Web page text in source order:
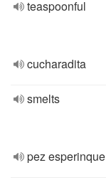
teaspoonful
cucharadita
smelts
pez esperinque